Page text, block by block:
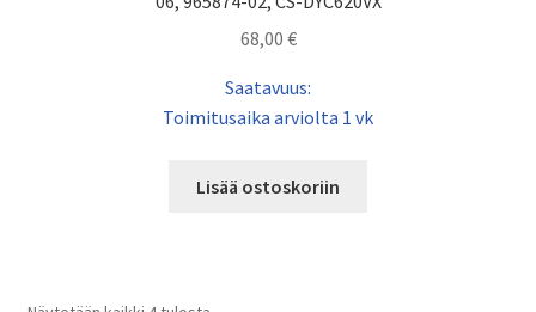
68,00 €
Saatavuus:
Toimitusaika arviolta 1 vk
Lisää ostoskoriin